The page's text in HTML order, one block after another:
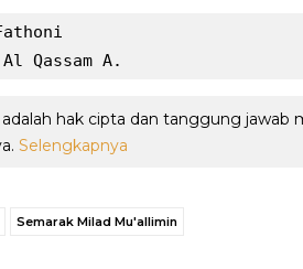
Qassam A.
hak cipta dan tanggung jawab
Selengkapnya
Semarak Milad Mu'allimin